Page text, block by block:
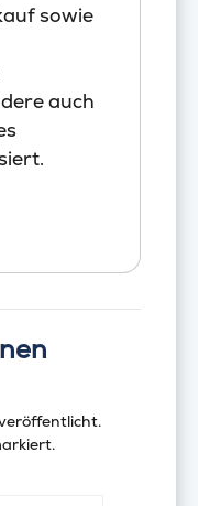
sowie
auch